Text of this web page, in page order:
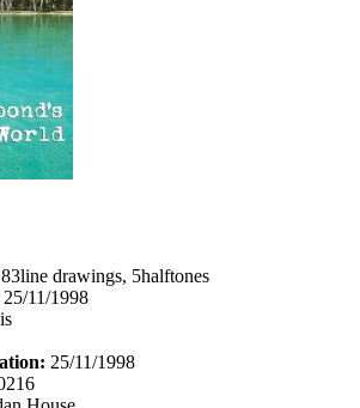
83line drawings, 5halftones
25/11/1998
25/11/1998